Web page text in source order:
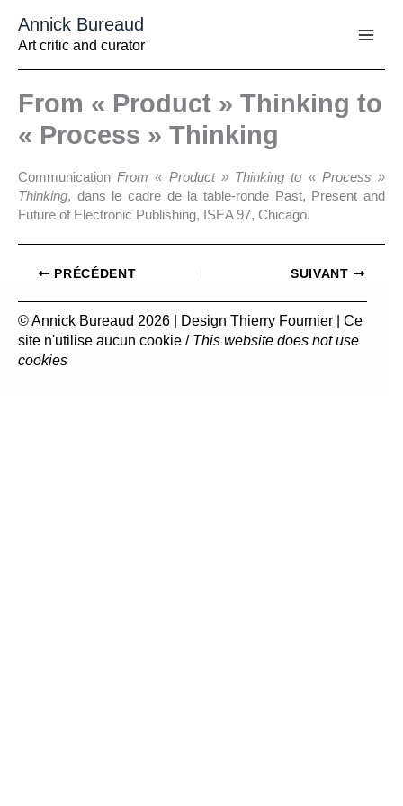
contenu
Annick Bureaud
Art critic and curator
From « Product » Thinking to
« Process » Thinking
Communication From « Product » Thinking to « Process »
Thinking, dans le cadre de la table-ronde Past, Present and
Future of Electronic Publishing, ISEA 97, Chicago.
PRÉCÉDENT SUIVANT
© Annick Bureaud 2026 | Design Thierry Fournier | Ce
site n'utilise aucun cookie / This website does not use
cookies